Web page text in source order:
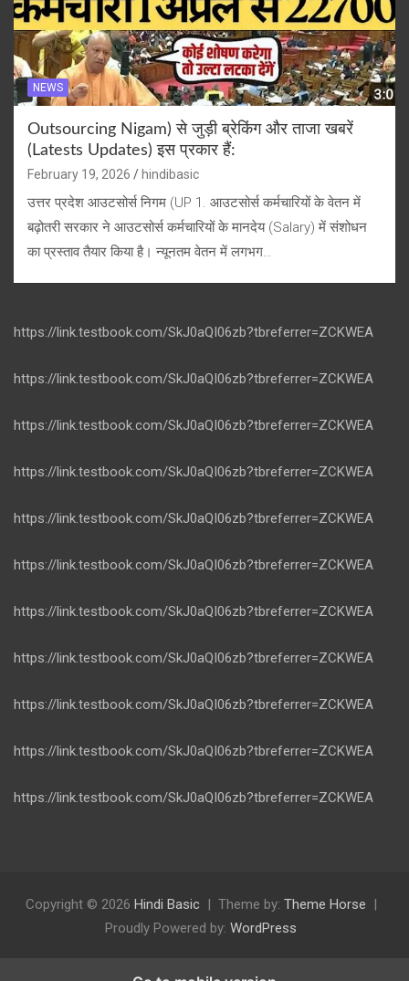
NEWS
Outsourcing Nigam) से जुड़ी ब्रेकिंग और ताजा खबरें
(Latests Updates) इस प्रकार हैं:
February 19, 2026 hindibasic
उत्तर प्रदेश आउटसोर्स निगम (UP 1. आउटसोर्स कर्मचारियों के वेतन में
बढ़ोतरी सरकार ने आउटसोर्स कर्मचारियों के मानदेय (Salary) में संशोधन
का प्रस्ताव तैयार किया है। न्यूनतम वेतन में लगभग…
https://link.testbook.com/SkJ0aQI06zb?tbreferrer=ZCKWEA
https://link.testbook.com/SkJ0aQI06zb?tbreferrer=ZCKWEA
https://link.testbook.com/SkJ0aQI06zb?tbreferrer=ZCKWEA
https://link.testbook.com/SkJ0aQI06zb?tbreferrer=ZCKWEA
https://link.testbook.com/SkJ0aQI06zb?tbreferrer=ZCKWEA
https://link.testbook.com/SkJ0aQI06zb?tbreferrer=ZCKWEA
https://link.testbook.com/SkJ0aQI06zb?tbreferrer=ZCKWEA
https://link.testbook.com/SkJ0aQI06zb?tbreferrer=ZCKWEA
https://link.testbook.com/SkJ0aQI06zb?tbreferrer=ZCKWEA
https://link.testbook.com/SkJ0aQI06zb?tbreferrer=ZCKWEA
https://link.testbook.com/SkJ0aQI06zb?tbreferrer=ZCKWEA
Copyright © 2026 Hindi Basic Theme by: Theme Horse
Proudly Powered by: WordPress